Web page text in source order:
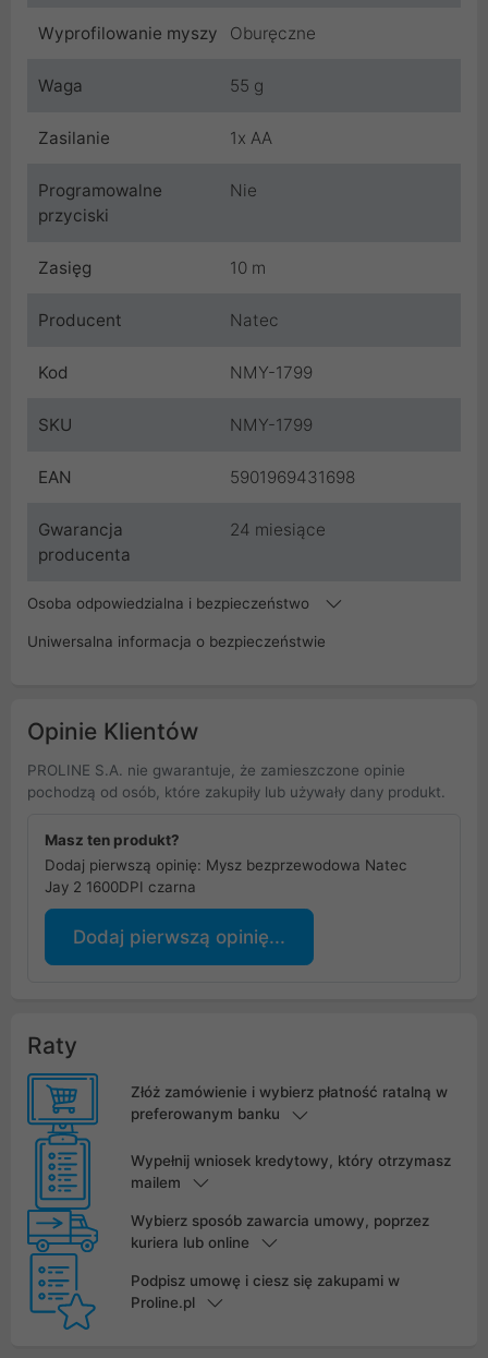
Wyprofilowanie myszy Oburęczne
Waga 55 g
Zasilanie 1x AA
Programowalne
przyciski
Nie
Zasięg 10 m
Producent Natec
Kod NMY-1799
SKU NMY-1799
EAN 5901969431698
Gwarancja
producenta
24 miesiące
Osoba odpowiedzialna i bezpieczeństwo
Uniwersalna informacja o bezpieczeństwie
Opinie Klientów
PROLINE S.A. nie gwarantuje, że zamieszczone opinie
pochodzą od osób, które zakupiły lub używały dany produkt.
Masz ten produkt?
Dodaj pierwszą opinię: Mysz bezprzewodowa Natec
Jay 2 1600DPI czarna
Dodaj pierwszą opinię...
Raty
Złóż zamówienie i wybierz płatność ratalną w
preferowanym banku
Wypełnij wniosek kredytowy, który otrzymasz
mailem
Wybierz sposób zawarcia umowy, poprzez
kuriera lub online
Podpisz umowę i ciesz się zakupami w
Proline.pl